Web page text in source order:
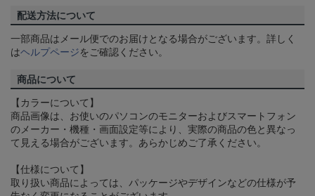
配送方法について
一部商品はメール便でのお届けとなる場合がございます。詳しく
はヘルプページをご確認ください。
商品について
【カラーについて】
商品画像は、お使いのパソコンのモニターおよびスマートフォン
のメーカー・機種・画面設定等により、実際の商品の色と異なっ
て見える場合がございます。あらかじめご了承ください。
【仕様について】
取り扱い商品によっては、パッケージやデザインなどの仕様が予